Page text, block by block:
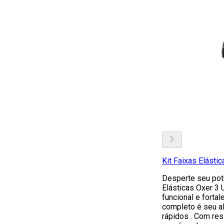
Kit Faixas
Desperte seu
Elásticas Oxer 3
funcional e
completo é seu
rápidos . Com